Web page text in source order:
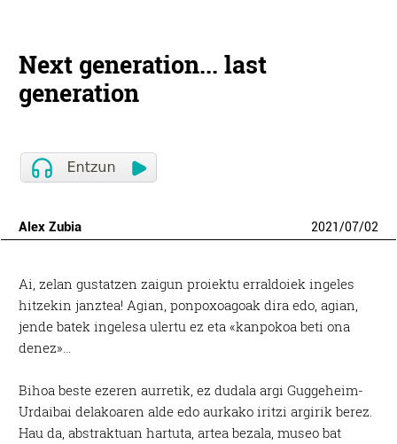
Next generation... last
generation
Alex Zubia 2021/07/02
Ai, zelan gustatzen zaigun proiektu erraldoiek ingeles
hitzekin janztea! Agian, ponpoxoagoak dira edo, agian,
jende batek ingelesa ulertu ez eta «kanpokoa beti ona
denez»…
Bihoa beste ezeren aurretik, ez dudala argi Guggeheim-
Urdaibai delakoaren alde edo aurkako iritzi argirik berez.
Hau da, abstraktuan hartuta, artea bezala, museo bat